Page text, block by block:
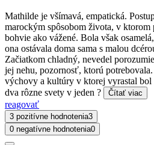
Mathilde je všímavá, empatická.
marockým spôsobom života, v ktorom
bohvie ako vážené. Bola však
ona ostávala doma sama s malou
Začiatkom chladný, nevedel
jej nehu, pozornosť, ktorú
výchovy a kultúry v ktorej vyrastal
dva rôzne svety v jeden ?
Čítať viac
reagovať
3 pozitívne hodnotenia3
0 negatívne hodnotenia0